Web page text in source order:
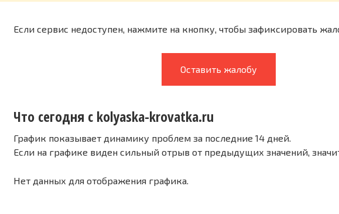
Если сервис недоступен, нажмите на кнопку, чтобы зафиксировать
Оставить жалобу
Что сегодня с kolyaska-krovatka.ru
График показывает динамику проблем за последние 14 дней.
Если на графике виден сильный отрыв от предыдущих значений,
Нет данных для отображения графика.